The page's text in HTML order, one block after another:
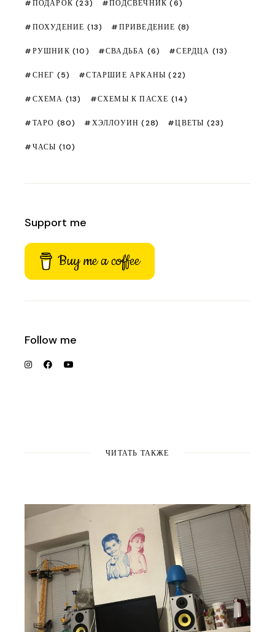
ПОДАРОК (23) ПОДСВЕЧНИК (6)
ПОХУДЕНИЕ (13) ПРИВЕДЕНИЕ (8)
РУШНИК (10) СВАДЬБА (6) СЕРДЦА (13)
СНЕГ (5) СТАРШИЕ АРКАНЫ (22)
СХЕМА (13) СХЕМЫ К ПАСХЕ (14)
ТАРО (80) ХЭЛЛОУИН (28) ЦВЕТЫ (23)
ЧАСЫ (10)
Support me
Buy me a coffee
Follow me
ЧИТАТЬ ТАКЖЕ